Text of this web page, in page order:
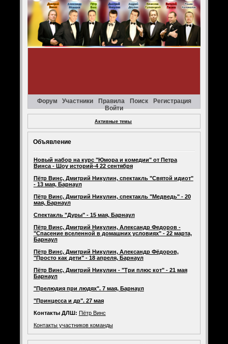
Форум Участники Правила Поиск
Регистрация
Войти
Активные темы
Объявление
Новый набор на курс "Юмора и комедии" от Петра
Винса - Шоу историй-4 22 сентября
Пётр Винс, Дмитрий Никулин, спектакль "Святой идиот"
- 13 мая, Барнаул
Пётр Винс, Дмитрий Никулин, спектакль "Медведь" - 20
мая, Барнаул
Спектакль "Дуры" - 15 мая, Барнаул
Пётр Винс, Дмитрий Никулин, Александр Федоров -
"Спасение вселенной в домашних условиях" - 22 марта,
Барнаул
Пётр Винс, Дмитрий Никулин, Александр Фёдоров,
"Просто как дети" - 18 апреля, Барнаул
Пётр Винс, Дмитрий Никулин - "Три плюс кот" - 21 мая
Барнаул
"Прелюдия при людях". 7 мая, Барнаул
"Принцесса и др". 27 мая
Контакты ДЛШ: Пётр Винс
Контакты участников команды